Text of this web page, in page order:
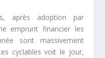
après adoption par
emprunt financier les
sont massivement
cyclables voit le jour,